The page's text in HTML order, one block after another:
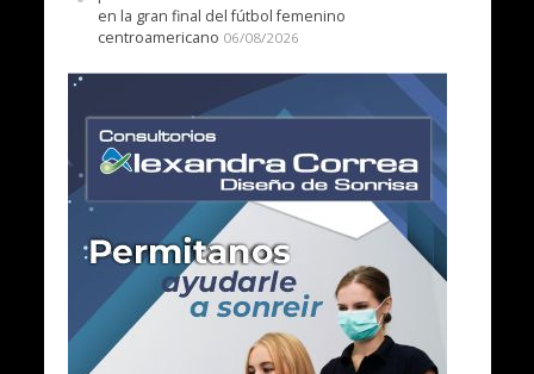
en la gran final del fútbol femenino
centroamericano 06/08/2026